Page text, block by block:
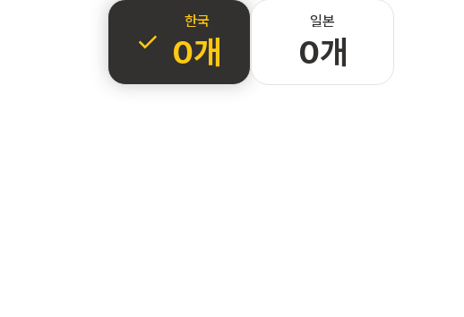
한국
0개
일본
0개